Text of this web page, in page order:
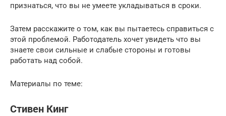
признаться, что вы не умеете укладываться в сроки.
Затем расскажите о том, как вы пытаетесь справиться с
этой проблемой. Работодатель хочет увидеть что вы
знаете свои сильные и слабые стороны и готовы
работать над собой.
Материалы по теме:
Стивен Кинг